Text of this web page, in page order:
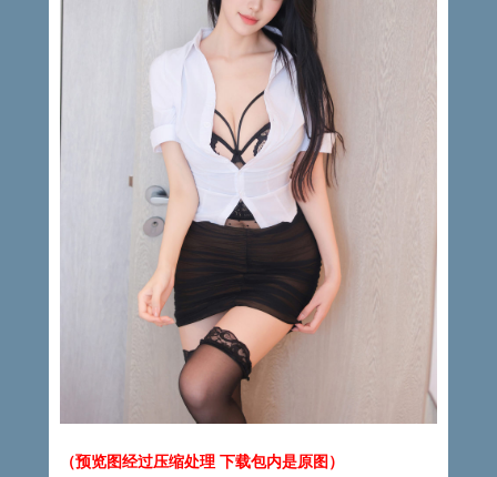
（预览图经过压缩处理 下载包内是原图）